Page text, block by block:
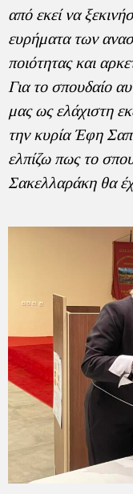
από εκεί να
ευρήματα των
ποιότητας και
Για το σπουδαίο
μας ως ελάχιστη
την κυρία Έφη
ελπίζω πως το
Σακελλαράκη θα